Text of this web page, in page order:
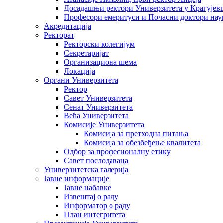
Досадашњи ректори Универзитета у
Професори емеритуси и Почасни доктори
Акредитација
Ректорат
Ректорски колегијум
Секретаријат
Организациона шема
Локација
Органи Универзитета
Ректор
Савет Универзитета
Сенат Универзитета
Већа Универзитета
Комисије Универзитета
Комисија за претходна питања
Комисија за обезбеђење квалитета
Одбор за професионалну етику
Савет послодаваца
Универзитетска галерија
Јавне информације
Јавне набавке
Извештај о раду
Информатор о раду
План интегритета